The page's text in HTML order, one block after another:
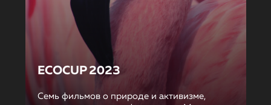
ECOCUP 2023
Семь фильмов о природе и активизме,